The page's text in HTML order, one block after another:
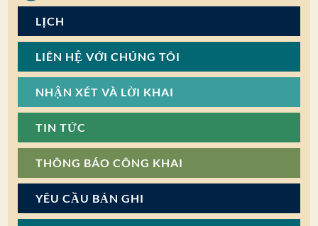
LỊCH
LIÊN HỆ VỚI CHÚNG TÔI
NHẬN XÉT VÀ LỜI KHAI
TIN TỨC
THÔNG BÁO CÔNG KHAI
YÊU CẦU BẢN GHI